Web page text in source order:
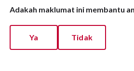
Adakah maklumat ini membantu
Ya Tidak